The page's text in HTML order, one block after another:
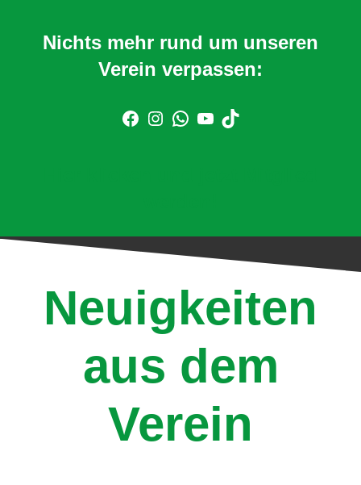
Nichts mehr rund um unseren
Verein verpassen:
Neuigkeiten
aus dem
Verein